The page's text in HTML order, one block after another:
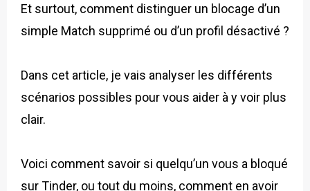
Et surtout, comment distinguer un blocage d’un
simple Match supprimé ou d’un profil désactivé ?
Dans cet article, je vais analyser les différents
scénarios possibles pour vous aider à y voir plus
clair.
Voici comment savoir si quelqu’un vous a bloqué
sur Tinder, ou tout du moins, comment en avoir